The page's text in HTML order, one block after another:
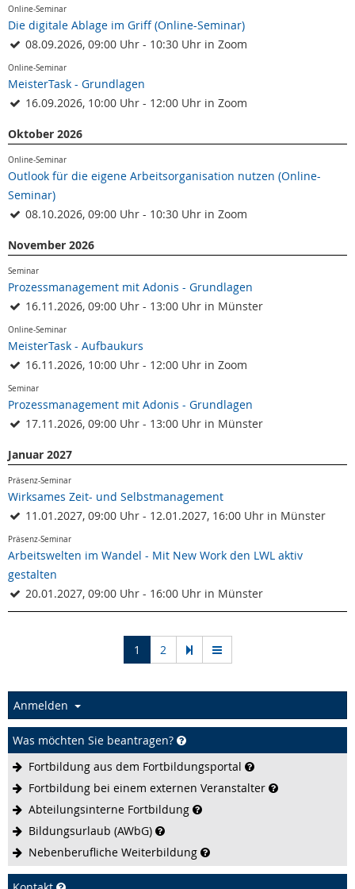
Online-Seminar
Die digitale Ablage im Griff (Online-Seminar)
08.09.2026, 09:00 Uhr - 10:30 Uhr in Zoom
Online-Seminar
MeisterTask - Grundlagen
16.09.2026, 10:00 Uhr - 12:00 Uhr in Zoom
Oktober 2026
Online-Seminar
Outlook für die eigene Arbeitsorganisation nutzen (Online-
Seminar)
08.10.2026, 09:00 Uhr - 10:30 Uhr in Zoom
November 2026
Seminar
Prozessmanagement mit Adonis - Grundlagen
16.11.2026, 09:00 Uhr - 13:00 Uhr in Münster
Online-Seminar
MeisterTask - Aufbaukurs
16.11.2026, 10:00 Uhr - 12:00 Uhr in Zoom
Seminar
Prozessmanagement mit Adonis - Grundlagen
17.11.2026, 09:00 Uhr - 13:00 Uhr in Münster
Januar 2027
Präsenz-Seminar
Wirksames Zeit- und Selbstmanagement
11.01.2027, 09:00 Uhr - 12.01.2027, 16:00 Uhr in Münster
Präsenz-Seminar
Arbeitswelten im Wandel - Mit New Work den LWL aktiv
gestalten
20.01.2027, 09:00 Uhr - 16:00 Uhr in Münster
1 (current)
2
Anmelden
Was möchten Sie beantragen?
Fortbildung aus dem Fortbildungsportal
Fortbildung bei einem externen Veranstalter
Abteilungsinterne Fortbildung
Bildungsurlaub (AWbG)
Nebenberufliche Weiterbildung